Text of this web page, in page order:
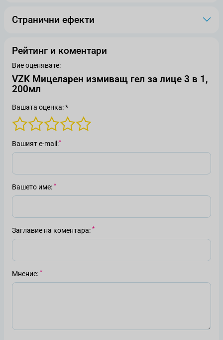
Странични ефекти
Рейтинг и коментари
Вие оценявате:
VZK Мицеларен измиващ гел за лице 3 в 1,
200мл
Вашата оценка: *
Вашият е-mail
Вашето име
Заглавие на коментара
Мнение